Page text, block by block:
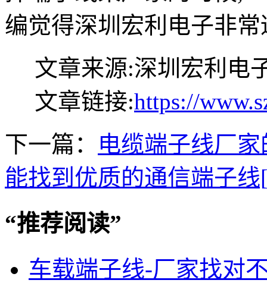
编觉得深圳宏利电子非
文章来源:深圳宏利电
文章链接:https://
下一篇：
电缆端子线厂
能找到优质的通信端子
“推荐阅读”
车载端子线-厂家找对